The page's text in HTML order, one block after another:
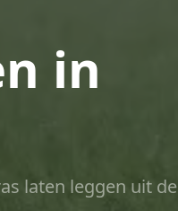
in
laten leggen uit de